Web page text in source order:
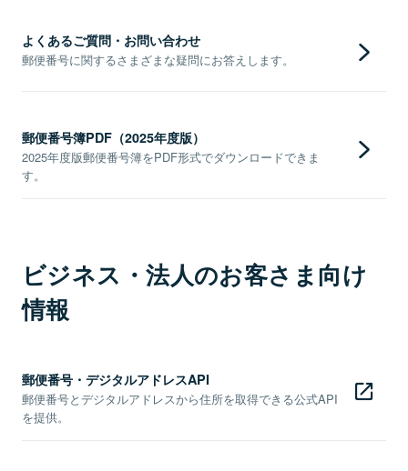
よくあるご質問・お問い合わせ
郵便番号に関するさまざまな疑問にお答えします。
郵便番号簿PDF（2025年度版）
2025年度版郵便番号簿をPDF形式でダウンロードできま
す。
ビジネス・法人のお客さま向け
情報
郵便番号・デジタルアドレスAPI
郵便番号とデジタルアドレスから住所を取得できる公式API
を提供。